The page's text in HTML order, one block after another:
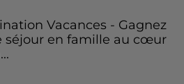
Vacances - Gagnez
séjour en famille au cœur